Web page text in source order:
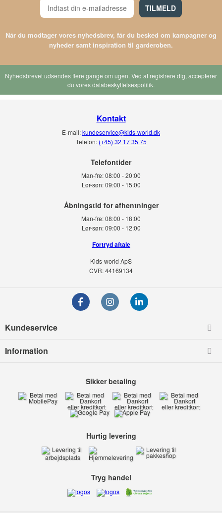
TILMELD
Når du modtager vores nyhedsbrev, får du besked om kampagner og
nyheder samt inspiration til garderoben.
Nyhedsbrevet udsendes flere gange om ugen. Ved at registrere dig, accepterer
du voresdatabeskyttelsespolitik.
Kontakt
E-mail:kundeservice@kids-world.dk
Telefon: (+45) 32 17 35 75
Telefontider
Man-fre:08:00 - 20:00
Lør-søn: 09:00 - 15:00
Man-fre:08:00 - 18:00
Lør-søn:09:00 - 12:00
Fortryd aftale
Kids-world ApS
CVR: 44169134
Kundeservice
Information
Sikker betaling
Hurtig levering
Tryg handel